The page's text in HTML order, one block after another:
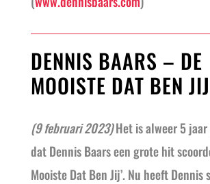
DENNIS BAARS – DE
MOOISTE DAT BEN
(9 februari 2023)Het is alweer 5
dat Dennis Baars een grote hit
Mooiste Dat Ben Jij’. Nu heeft Dennis